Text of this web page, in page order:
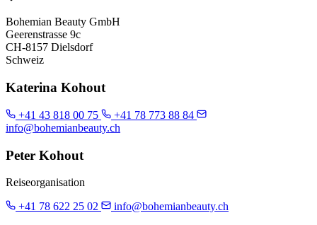
Bohemian Beauty GmbH
Geerenstrasse 9c
CH-8157 Dielsdorf
Schweiz
Katerina Kohout
+41 43 818 00 75
+41 78 773 88 84
info@bohemianbeauty.ch
Peter Kohout
Reiseorganisation
+41 78 622 25 02
info@bohemianbeauty.ch